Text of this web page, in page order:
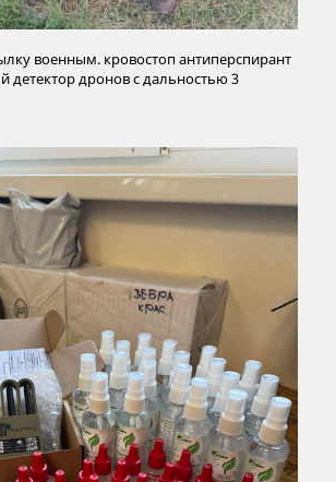
военным. кровостоп антиперспирант
детектор дронов с дальностью 3